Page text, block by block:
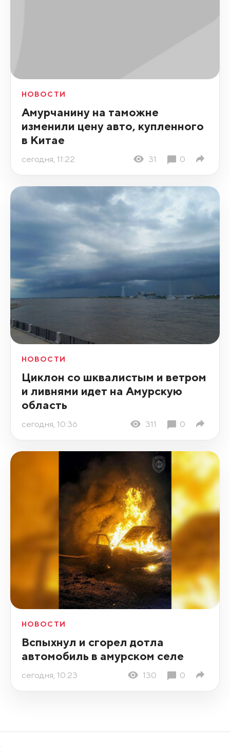
НОВОСТИ
Амурчанину на таможне
изменили цену авто, купленного
в Китае
сегодня, 11:22 31 0
НОВОСТИ
Циклон со шквалистым и ветром
и ливнями идет на Амурскую
область
сегодня, 10:36 311 0
НОВОСТИ
Вспыхнул и сгорел дотла
автомобиль в амурском селе
сегодня, 10:23 130 0